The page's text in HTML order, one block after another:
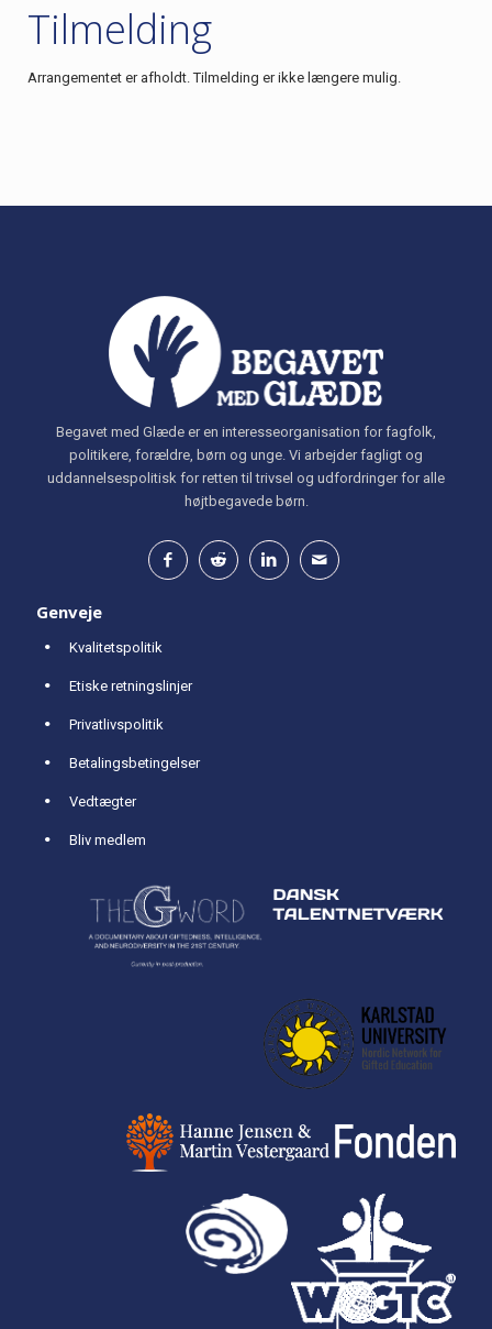
Tilmelding
Arrangementet er afholdt. Tilmelding er ikke længere mulig.
Begavet med Glæde er en interesseorganisation for fagfolk,
politikere, forældre, børn og unge. Vi arbejder fagligt og
uddannelsespolitisk for retten til trivsel og udfordringer for alle
højtbegavede børn.
Genveje
Kvalitetspolitik
Etiske retningslinjer
Privatlivspolitik
Betalingsbetingelser
Vedtægter
Bliv medlem